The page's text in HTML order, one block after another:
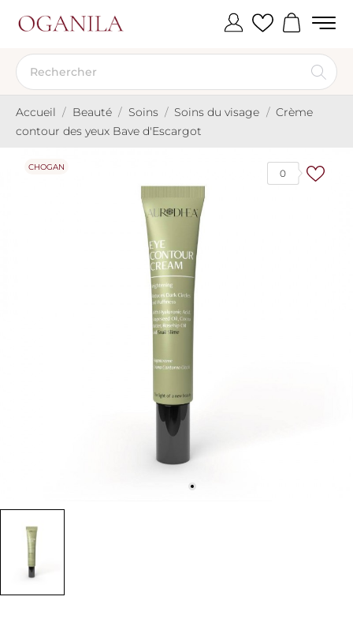
Accueil Beauté Soins Soins du visage
Crème
contour des yeux Bave d'Escargot
0
CHOGAN